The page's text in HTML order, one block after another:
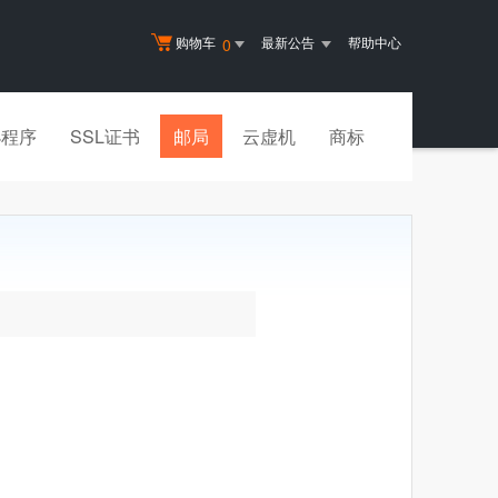
购物车 0 最新公告 帮助中心
序 SSL证书 邮局 云虚机 商标